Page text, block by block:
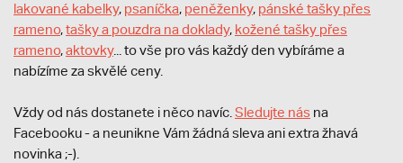
lakované kabelky, psaníčka, peněženky, pánské tašky přes
rameno,tašky a pouzdra na doklady, kožené tašky přes
rameno,aktovky... to vše pro vás každý den vybíráme a
nabízíme za skvělé ceny.
Vždy od nás dostanete i něco navíc. Sledujte nás na
Facebooku - a neunikne Vám žádná sleva ani extra žhavá
novinka ;-).